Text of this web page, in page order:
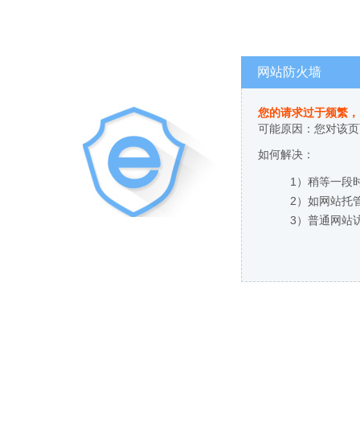
网站防火墙
您的请求过于频繁
可能原因：您对该
如何解决：
1）稍等一段
2）如网站托
3）普通网站